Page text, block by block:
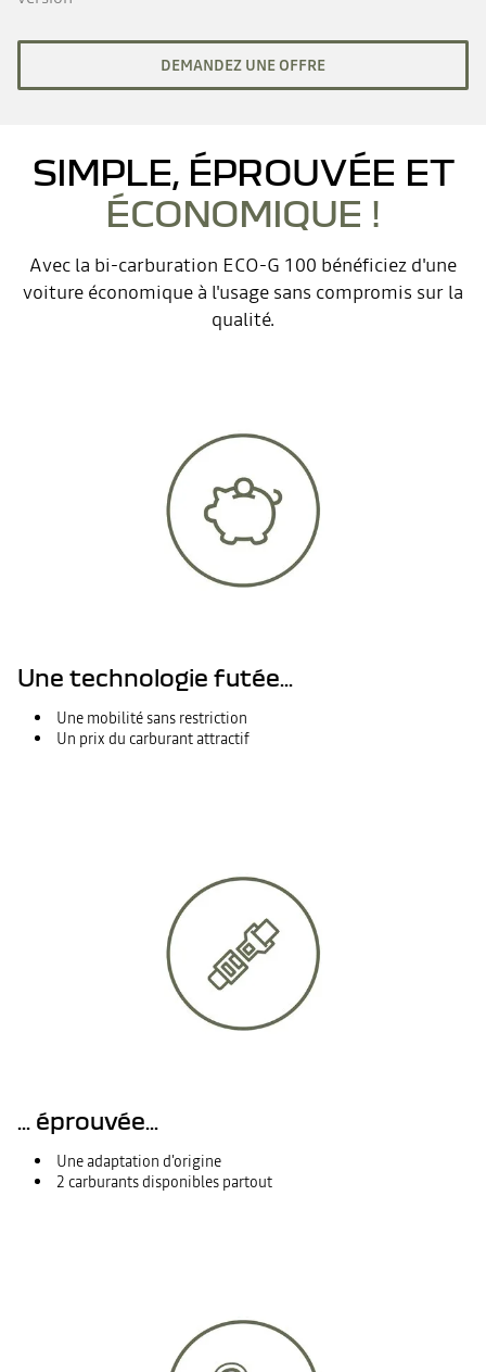
DEMANDEZ UNE OFFRE
SIMPLE, ÉPROUVÉE ET
ÉCONOMIQUE !
Avec la bi-carburation ECO-G 100 bénéficiez d'une
voiture économique à l'usage sans compromis sur la
qualité.
Une technologie futée...
Une mobilité sans restriction
Un prix du carburant attractif
... éprouvée...
Une adaptation d'origine
2 carburants disponibles partout